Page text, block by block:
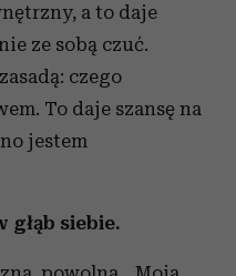
a to daje
ze sobą czuć.
czego
To daje szansę na
jestem
głąb siebie.